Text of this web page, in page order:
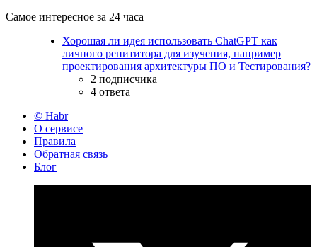
Самое интересное за 24 часа
Хорошая ли идея использовать ChatGPT как
личного репититора для изучения, например
проектирования архитектуры ПО и Тестирования?
2 подписчика
4 ответа
© Habr
О сервисе
Правила
Обратная связь
Блог